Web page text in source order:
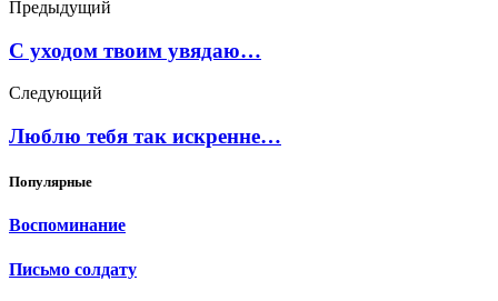
Предыдущий
С уходом твоим увядаю…
Следующий
Люблю тебя так искренне…
Популярные
Воспоминание
Письмо солдату